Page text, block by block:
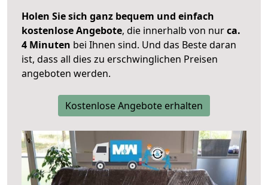
Holen Sie sich ganz bequem und einfach
kostenlose Angebote, die innerhalb von nurca.
4 Minuten bei Ihnen sind. Und das Beste daran
ist, dass all dies zu erschwinglichen Preisen
angeboten werden.
Kostenlose Angebote erhalten